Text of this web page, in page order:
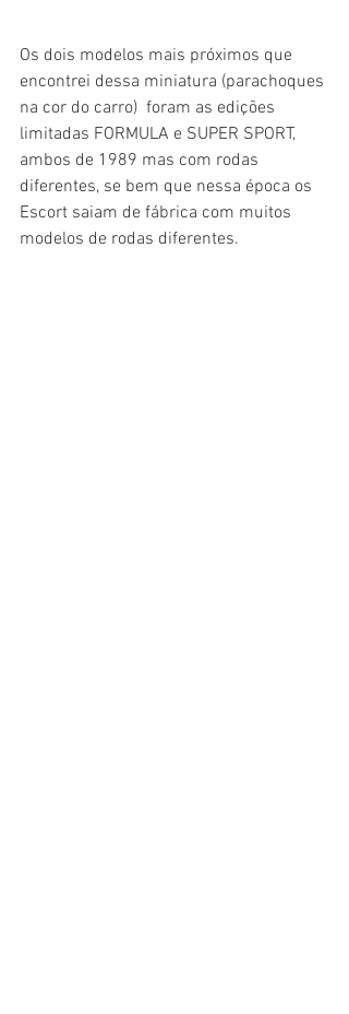
Os dois modelos mais próximos que
encontrei dessa miniatura (parachoques
na cor do carro)  foram as edições
limitadas FORMULA e SUPER SPORT,
ambos de 1989 mas com rodas
diferentes, se bem que nessa época os
Escort saiam de fábrica com muitos
modelos de rodas diferentes.